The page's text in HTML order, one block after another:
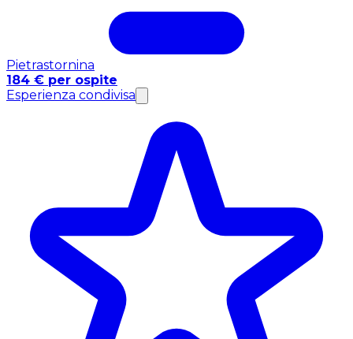
Pietrastornina
184 € per ospite
Esperienza condivisa